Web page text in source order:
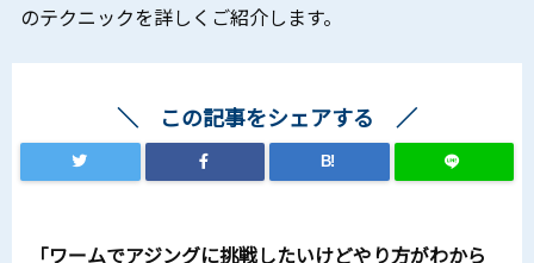
のテクニックを詳しくご紹介します。
この記事をシェアする
B!
「ワームでアジングに挑戦したいけどやり方がわから